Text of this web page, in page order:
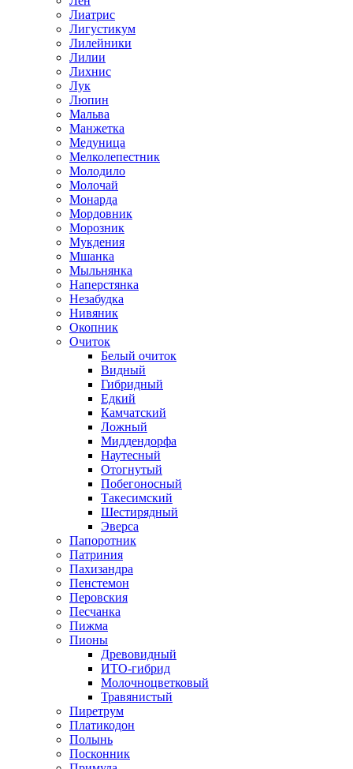
Лиатрис
Лигустикум
Лилейники
Лилии
Лихнис
Лук
Люпин
Мальва
Манжетка
Медуница
Мелколепестник
Молодило
Молочай
Монарда
Мордовник
Морозник
Мукдения
Мшанка
Мыльнянка
Наперстянка
Незабудка
Нивяник
Окопник
Очиток
Белый очиток
Видный
Гибридный
Едкий
Камчатский
Ложный
Миддендорфа
Наутесный
Отогнутый
Побегоносный
Такесимский
Шестирядный
Эверса
Папоротник
Патриния
Пахизандра
Пенстемон
Перовския
Песчанка
Пижма
Пионы
Древовидный
ИТО-гибрид
Молочноцветковый
Травянистый
Пиретрум
Платикодон
Полынь
Посконник